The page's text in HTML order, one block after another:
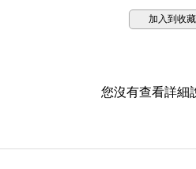
加入到收
您沒有查看詳細